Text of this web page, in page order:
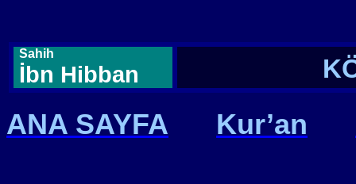
Sahih
İbn Hibban
ANA SAYFA Kur’an